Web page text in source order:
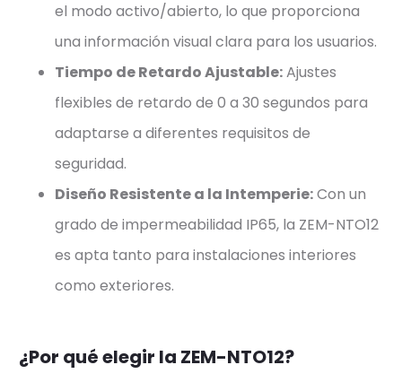
el modo activo/abierto, lo que proporciona
una información visual clara para los usuarios.
Tiempo de Retardo Ajustable:Ajustes
flexibles de retardo de 0 a 30 segundos para
adaptarse a diferentes requisitos de
seguridad.
Diseño Resistente a la Intemperie:Con un
grado de impermeabilidad IP65, la ZEM-NTO12
es apta tanto para instalaciones interiores
como exteriores.
¿Por qué elegir la ZEM-NTO12?